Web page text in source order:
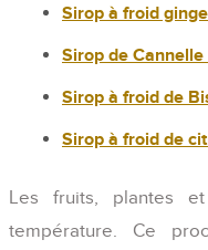
Sirop à froid
Sirop de Cannelle
Sirop à froid de
Sirop à froid de
Les fruits, plantes
température. Ce